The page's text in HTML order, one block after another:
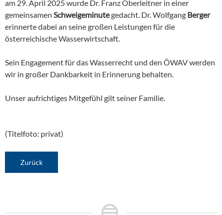
am 29. April 2025 wurde Dr. Franz Oberleitner in einer
gemeinsamen Schweigeminutegedacht. Dr. Wolfgang Berger
erinnerte dabei an seine großen Leistungen für die
österreichische Wasserwirtschaft.
Sein Engagement für das Wasserrecht und den ÖWAV werden
wir in großer Dankbarkeit in Erinnerung behalten.
Unser aufrichtiges Mitgefühl gilt seiner Familie.
(Titelfoto: privat)
Zurück